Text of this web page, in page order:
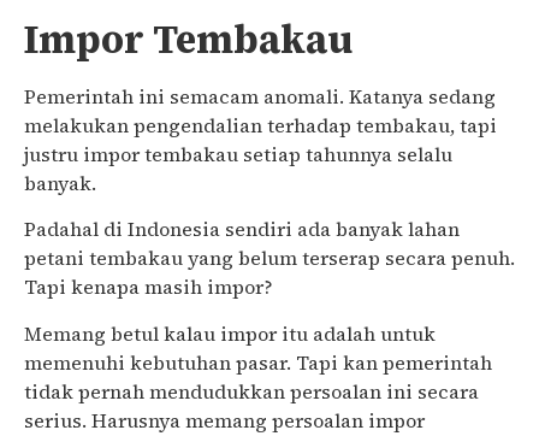
Impor Tembakau
Pemerintah ini semacam anomali. Katanya sedang
melakukan pengendalian terhadap tembakau, tapi
justru impor tembakau setiap tahunnya selalu
banyak.
Padahal di Indonesia sendiri ada banyak lahan
petani tembakau yang belum terserap secara penuh.
Tapi kenapa masih impor?
Memang betul kalau impor itu adalah untuk
memenuhi kebutuhan pasar. Tapi kan pemerintah
tidak pernah mendudukkan persoalan ini secara
serius. Harusnya memang persoalan impor